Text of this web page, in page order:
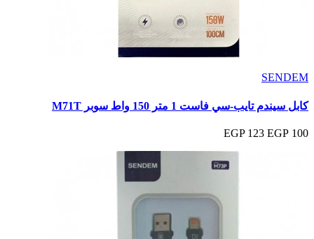
SENDEM
كابل سيندم تايب-سي فاست 1 متر 150 واط سوبر M71T
100 EGP
123 EGP